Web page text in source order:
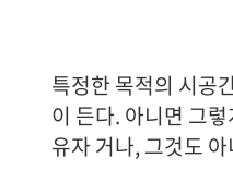
특정한 목적의 시공
이 든다. 아니면 그
유자 거나, 그것도